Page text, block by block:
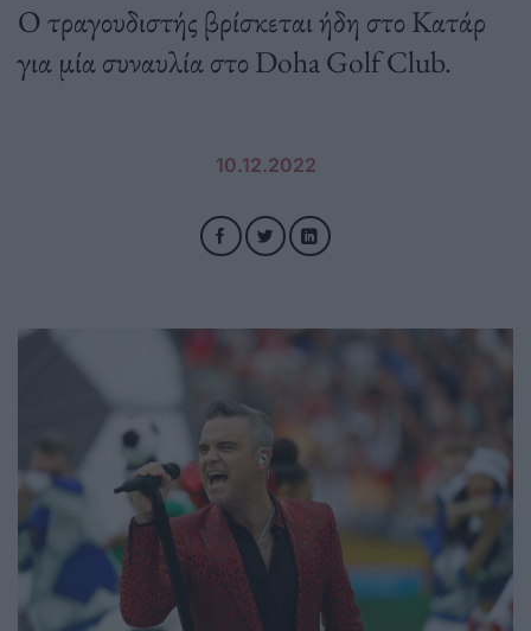
Ο τραγουδιστής βρίσκεται ήδη στο Κατάρ
για μία συναυλία στο Doha Golf Club.
10.12.2022